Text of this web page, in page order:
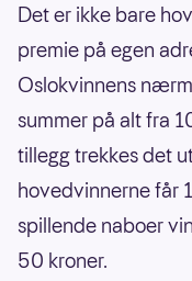
Det er ikke bare
premie på egen
Oslokvinnens
summer på alt fra
tillegg trekkes det
hovedvinnerne får
spillende naboer
50 kroner.